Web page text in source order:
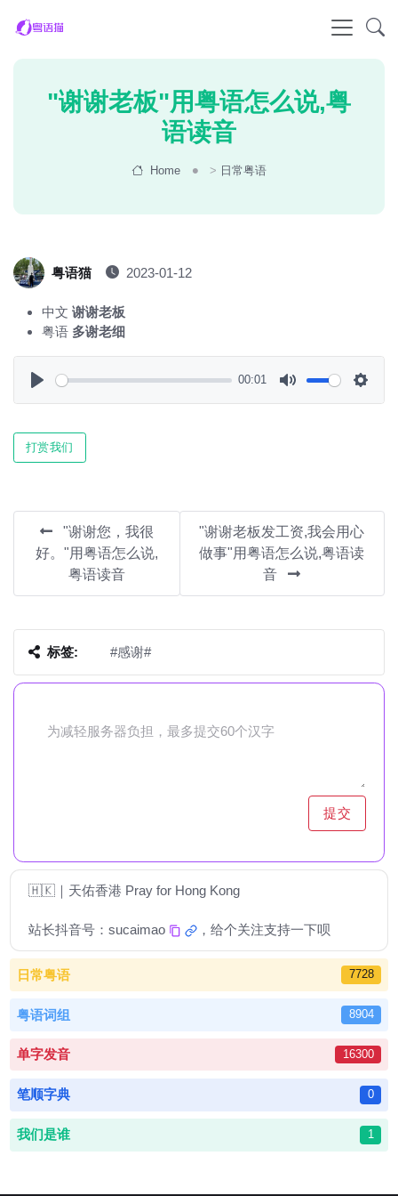
"谢谢老板"用粤语怎么说,粤
语读音
Home > 日常粤语
粤语猫 2023-01-12
中文 谢谢老板
粤语 多谢老细
00:01
打赏我们
"谢谢您，我很
好。"用粤语怎么说,
粤语读音
"谢谢老板发工资,我会用心
做事"用粤语怎么说,粤语读
音
标签: #感谢#
提交
🇭🇰｜天佑香港 Pray for Hong Kong
站长抖音号： sucaimao ，给个关注支持一下呗
日常粤语 7728
粤语词组 8904
单字发音 16300
笔顺字典 0
我们是谁 1